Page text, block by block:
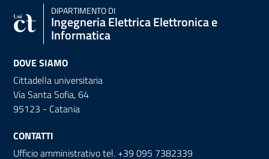
DIPARTIMENTO DI
Ingegneria Elettrica Elettronica e
Informatica
DOVE SIAMO
Cittadella universitaria
Via Santa Sofia, 64
95123 - Catania
CONTATTI
Ufficio amministrativo tel. +39 095 7382339